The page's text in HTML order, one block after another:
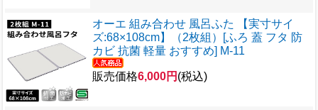
オーエ 組み合わせ 風呂ふた 【実寸サイ
ズ:68×108cm】（2枚組）[ふろ 蓋 フタ 防
カビ 抗菌 軽量 おすすめ] M-11
販売価格6,000円 (税込)